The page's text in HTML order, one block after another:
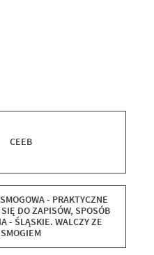
CEEB
- PRAKTYCZNE
DO ZAPISÓW, SPOSÓB
- ŚLĄSKIE. WALCZY ZE
SMOGIEM